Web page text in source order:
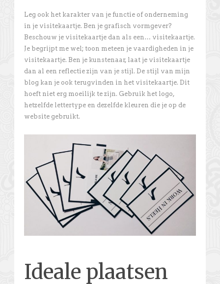
Leg ook het karakter van je functie of onderneming
in je visitekaartje. Ben je grafisch vormgever?
Beschouw je visitekaartje dan als een… visitekaartje.
Je begrijpt me wel; toon meteen je vaardigheden in je
visitekaartje. Ben je kunstenaar, laat je visitekaartje
dan al een reflectie zijn van je stijl. De stijl van mijn
blog kan je ook terugvinden in het visitekaartje. Dit
hoeft niet erg moeilijk te zijn. Gebruik het logo,
hetzelfde lettertype en dezelfde kleuren die je op de
website gebruikt.
Ideale plaatsen